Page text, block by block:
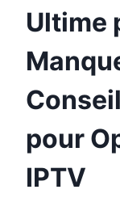
Ultime
pour
IPTV